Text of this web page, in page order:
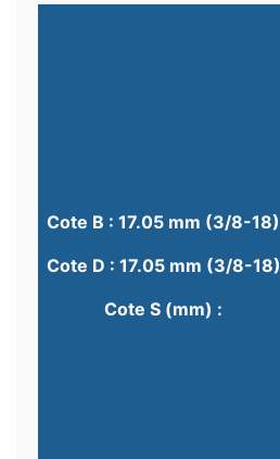
Cote B : 17.05 mm (3/8-18)
Cote D : 17.05 mm (3/8-18)
Cote S (mm) :